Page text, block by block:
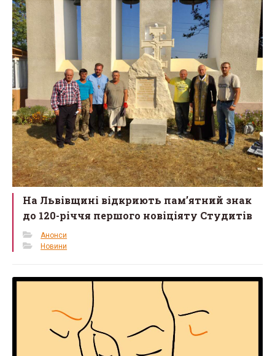
На Львівщині відкриють пам’ятний знак
до 120-річчя першого новіціяту Студитів
Анонси
Новини